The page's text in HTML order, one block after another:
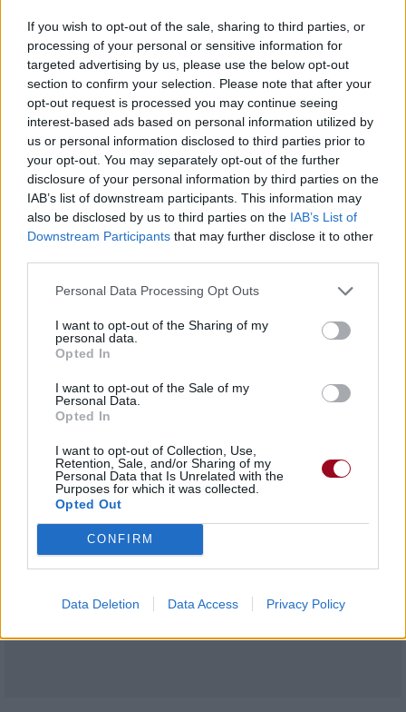
If you wish to opt-out of the sale, sharing to third parties, or
processing of your personal or sensitive information for
targeted advertising by us, please use the below opt-out
section to confirm your selection. Please note that after your
opt-out request is processed you may continue seeing
interest-based ads based on personal information utilized by
us or personal information disclosed to third parties prior to
your opt-out. You may separately opt-out of the further
disclosure of your personal information by third parties on the
IAB’s list of downstream participants. This information may
also be disclosed by us to third parties on the IAB’s List of
Downstream Participants that may further disclose it to other
Personal Data Processing Opt Outs
I want to opt-out of the Sharing of my
personal data.
Opted In
I want to opt-out of the Sale of my
Personal Data.
Opted In
I want to opt-out of Collection, Use,
Retention, Sale, and/or Sharing of my
Personal Data that Is Unrelated with the
Purposes for which it was collected.
Opted Out
CONFIRM
Data Deletion Data Access Privacy Policy
Monster High
Where student bodies lie
Où se trouvent les corps des étudiants
We've got spirits, yes we do
On a des esprits, oui on les a
We've got spirits, how 'bout you?
On a des esprits, quand est il de toi ?
We've got spirits, yes we do
On a des esprits, oui on les a
We've got spirits, how 'bout you?
Déchire tout !
_____________
* terrifiant dans le sens mélioratif du terme.